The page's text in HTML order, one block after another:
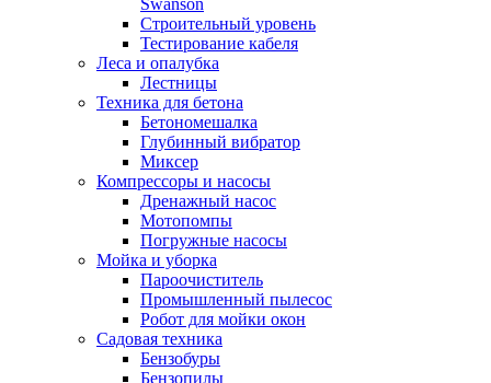
Swanson
Строительный уровень
Тестирование кабеля
Леса и опалубка
Лестницы
Техника для бетона
Бетономешалка
Глубинный вибратор
Миксер
Компрессоры и насосы
Дренажный насос
Мотопомпы
Погружные насосы
Мойка и уборка
Пароочиститель
Промышленный пылесос
Робот для мойки окон
Садовая техника
Бензобуры
Бензопилы